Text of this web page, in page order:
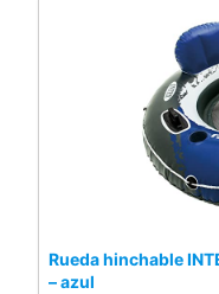
Rueda hinchable
– azul